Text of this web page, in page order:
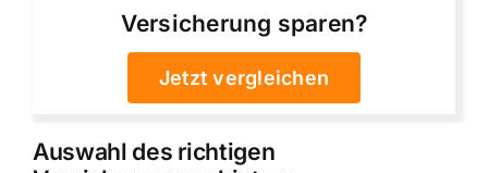
Versicherung sparen?
Jetzt vergleichen
Auswahl des richtigen